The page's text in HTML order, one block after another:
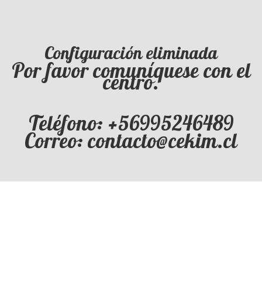
Configuración eliminada
Por favor comuníquese con el
centro.
Teléfono: +56995246489
Correo: contacto@cekim.cl